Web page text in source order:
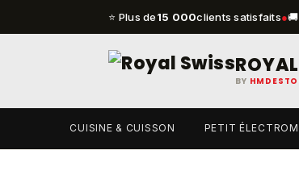
⭐ Plus de15 000clients satisfaits●
ROYAL
BY
CUISINE & CUISSON PETIT